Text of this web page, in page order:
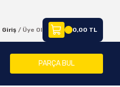
Giriş / Üye Ol 0,00 TL
PARÇA BUL